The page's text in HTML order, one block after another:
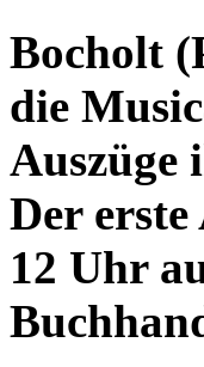
Bocholt
die
Auszüge
Der
12 Uhr